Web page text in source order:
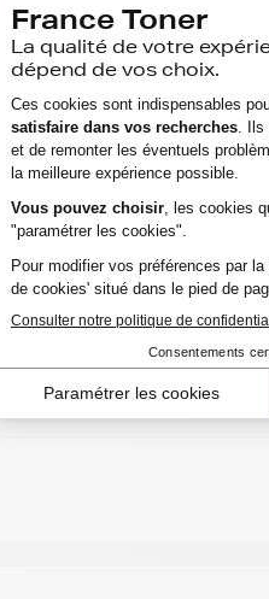
1er Prixpour
d'encre génériques
générique équivalent
- Format XL
PRO 556 Noir